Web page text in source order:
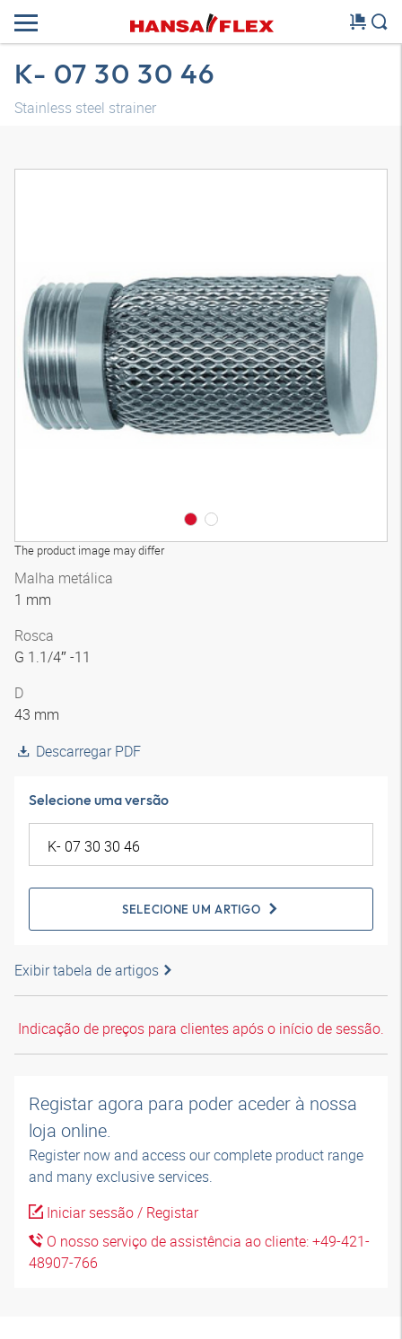
K- 07 30 30 46
Stainless steel strainer
The product image may differ
Malha metálica
1 mm
Rosca
G 1.1/4″ -11
D
43 mm
Descarregar PDF
Selecione uma versão
SELECIONE UM ARTIGO
Exibir tabela de artigos
Indicação de preços para clientes após o início de sessão.
Registar agora para poder aceder à nossa
loja online.
Register now and access our complete product range
and many exclusive services.
Iniciar sessão / Registar
O nosso serviço de assistência ao cliente: +49-421-
48907-766